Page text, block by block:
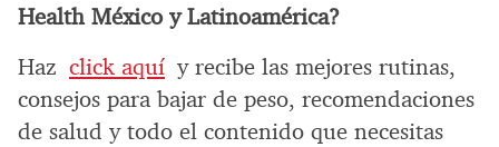
Health México y Latinoamérica?
Haz click aquí y recibe las mejores rutinas,
consejos para bajar de peso, recomendaciones
de salud y todo el contenido que necesitas